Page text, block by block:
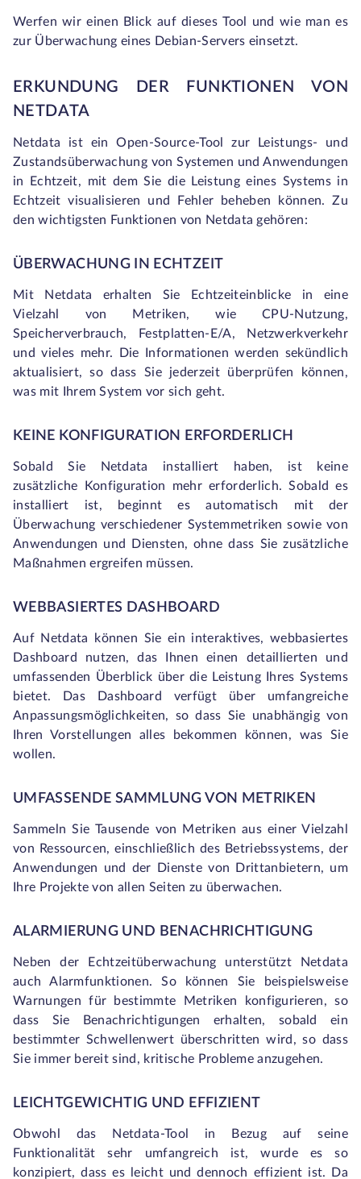
Werfen wir einen Blick auf dieses Tool und wie man es
zur Überwachung eines Debian-Servers einsetzt.
ERKUNDUNG DER FUNKTIONEN VON
NETDATA
Netdata ist ein Open-Source-Tool zur Leistungs- und
Zustandsüberwachung von Systemen und Anwendungen
in Echtzeit, mit dem Sie die Leistung eines Systems in
Echtzeit visualisieren und Fehler beheben können. Zu
den wichtigsten Funktionen von Netdata gehören:
ÜBERWACHUNG IN ECHTZEIT
Mit Netdata erhalten Sie Echtzeiteinblicke in eine
Vielzahl von Metriken, wie CPU-Nutzung,
Speicherverbrauch, Festplatten-E/A, Netzwerkverkehr
und vieles mehr. Die Informationen werden sekündlich
aktualisiert, so dass Sie jederzeit überprüfen können,
was mit Ihrem System vor sich geht.
KEINE KONFIGURATION ERFORDERLICH
Sobald Sie Netdata installiert haben, ist keine
zusätzliche Konfiguration mehr erforderlich. Sobald es
installiert ist, beginnt es automatisch mit der
Überwachung verschiedener Systemmetriken sowie von
Anwendungen und Diensten, ohne dass Sie zusätzliche
Maßnahmen ergreifen müssen.
WEBBASIERTES DASHBOARD
Auf Netdata können Sie ein interaktives, webbasiertes
Dashboard nutzen, das Ihnen einen detaillierten und
umfassenden Überblick über die Leistung Ihres Systems
bietet. Das Dashboard verfügt über umfangreiche
Anpassungsmöglichkeiten, so dass Sie unabhängig von
Ihren Vorstellungen alles bekommen können, was Sie
wollen.
UMFASSENDE SAMMLUNG VON METRIKEN
Sammeln Sie Tausende von Metriken aus einer Vielzahl
von Ressourcen, einschließlich des Betriebssystems, der
Anwendungen und der Dienste von Drittanbietern, um
Ihre Projekte von allen Seiten zu überwachen.
ALARMIERUNG UND BENACHRICHTIGUNG
Neben der Echtzeitüberwachung unterstützt Netdata
auch Alarmfunktionen. So können Sie beispielsweise
Warnungen für bestimmte Metriken konfigurieren, so
dass Sie Benachrichtigungen erhalten, sobald ein
bestimmter Schwellenwert überschritten wird, so dass
Sie immer bereit sind, kritische Probleme anzugehen.
LEICHTGEWICHTIG UND EFFIZIENT
Obwohl das Netdata-Tool in Bezug auf seine
Funktionalität sehr umfangreich ist, wurde es so
konzipiert, dass es leicht und dennoch effizient ist. Da